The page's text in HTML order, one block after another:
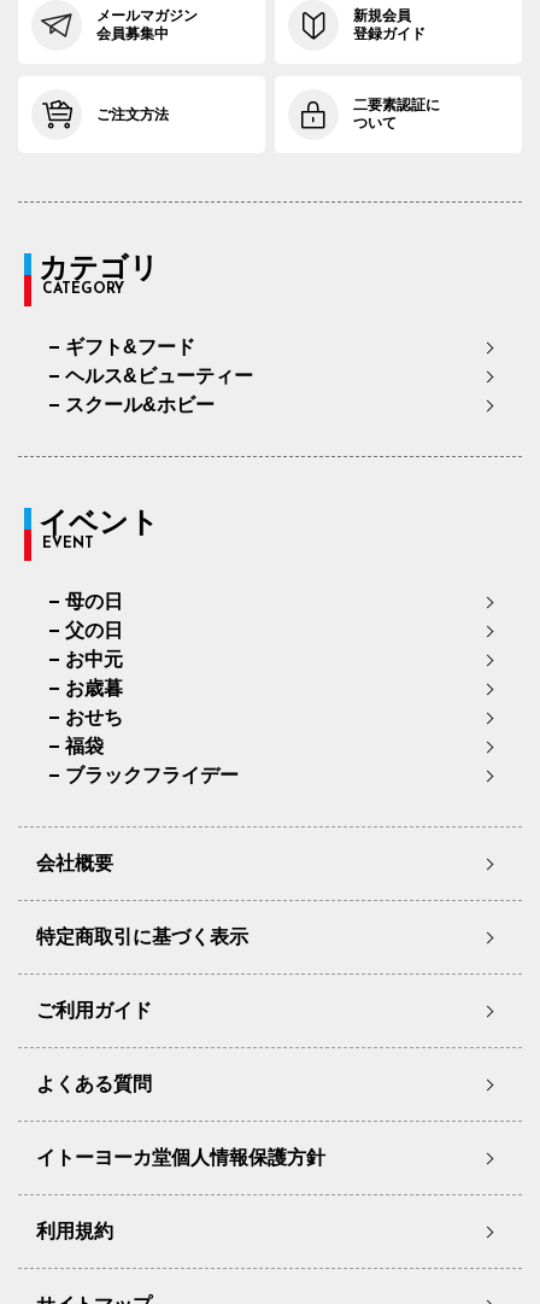
メールマガジン
会員募集中
新規会員
登録ガイド
ご注文方法
二要素認証に
ついて
カテゴリ
CATEGORY
ギフト&フード
ヘルス&ビューティー
スクール&ホビー
イベント
EVENT
母の日
父の日
お中元
お歳暮
おせち
福袋
ブラックフライデー
会社概要
特定商取引に基づく表示
ご利用ガイド
よくある質問
イトーヨーカ堂個人情報保護方針
利用規約